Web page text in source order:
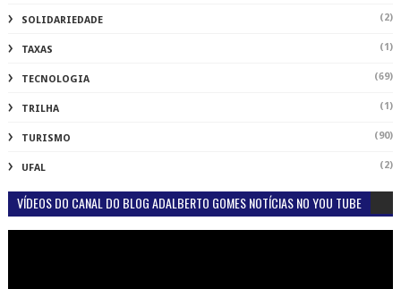
SOLIDARIEDADE (2)
TAXAS (1)
TECNOLOGIA (69)
TRILHA (1)
TURISMO (90)
UFAL (2)
VÍDEOS DO CANAL DO BLOG ADALBERTO GOMES NOTÍCIAS NO YOU TUBE